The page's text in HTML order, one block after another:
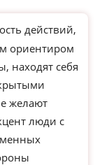
действий,
ориентиром
находят себя
желают
люди с